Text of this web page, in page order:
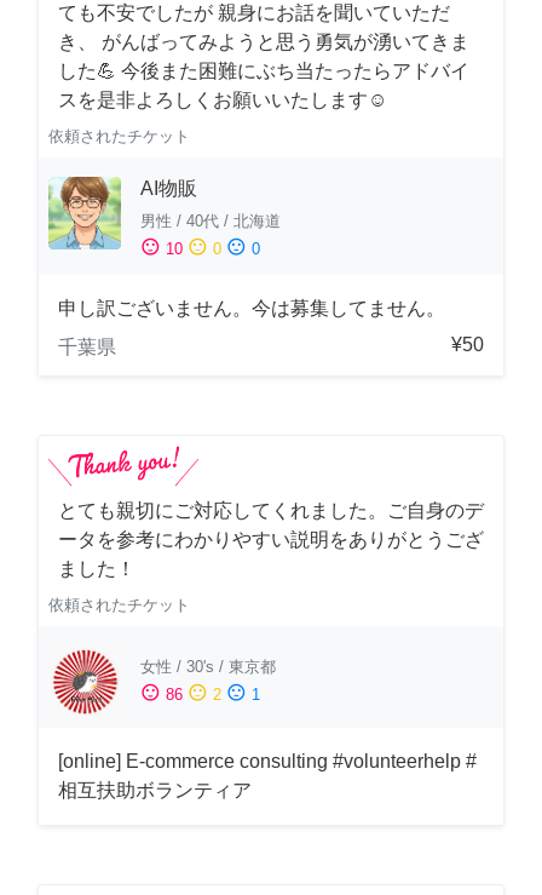
ても不安でしたが 親身にお話を聞いていただ
き、 がんばってみようと思う勇気が湧いてきま
した💪 今後また困難にぶち当たったらアドバイ
スを是非よろしくお願いいたします☺️
依頼されたチケット
AI物販
男性 / 40代 / 北海道
sentiment_satisfied 10 sentiment_neutral 0 sentiment_dissatisfied 0
申し訳ございません。今は募集してません。
千葉県
¥50
とても親切にご対応してくれました。ご自身のデ
ータを参考にわかりやすい説明をありがとうござ
ました！
依頼されたチケット
女性 / 30's / 東京都
sentiment_satisfied 86 sentiment_neutral 2 sentiment_dissatisfied 1
[online] E-commerce consulting #volunteerhelp #
相互扶助ボランティア